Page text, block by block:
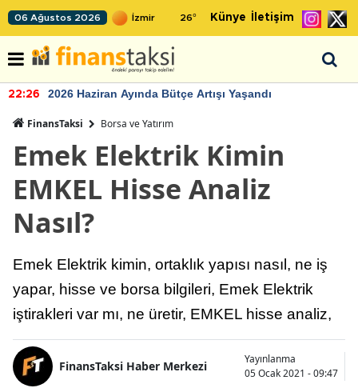
06 Ağustos 2026 26° Künye İletişim
22:26 2026 Haziran Ayında Bütçe Artışı Yaşandı
FinansTaksi Borsa ve Yatırım
Emek Elektrik Kimin
EMKEL Hisse Analiz
Nasıl?
Emek Elektrik kimin, ortaklık yapısı nasıl, ne iş
yapar, hisse ve borsa bilgileri, Emek Elektrik
iştirakleri var mı, ne üretir, EMKEL hisse analiz,
FinansTaksi Haber Merkezi
Yayınlanma
05 Ocak 2021 - 09:47